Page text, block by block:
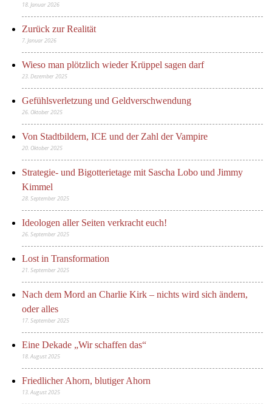
18. Januar 2026
Zurück zur Realität
7. Januar 2026
Wieso man plötzlich wieder Krüppel sagen darf
23. Dezember 2025
Gefühlsverletzung und Geldverschwendung
26. Oktober 2025
Von Stadtbildern, ICE und der Zahl der Vampire
20. Oktober 2025
Strategie- und Bigotterietage mit Sascha Lobo und Jimmy
Kimmel
28. September 2025
Ideologen aller Seiten verkracht euch!
26. September 2025
Lost in Transformation
21. September 2025
Nach dem Mord an Charlie Kirk – nichts wird sich ändern,
oder alles
17. September 2025
Eine Dekade „Wir schaffen das“
18. August 2025
Friedlicher Ahorn, blutiger Ahorn
13. August 2025